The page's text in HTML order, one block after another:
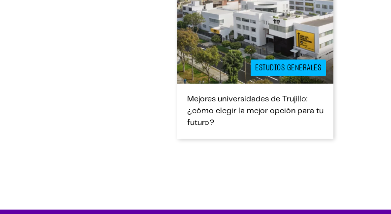
ESTUDIOS GENERALES
Mejores universidades de Trujillo:
¿cómo elegir la mejor opción para tu
futuro?